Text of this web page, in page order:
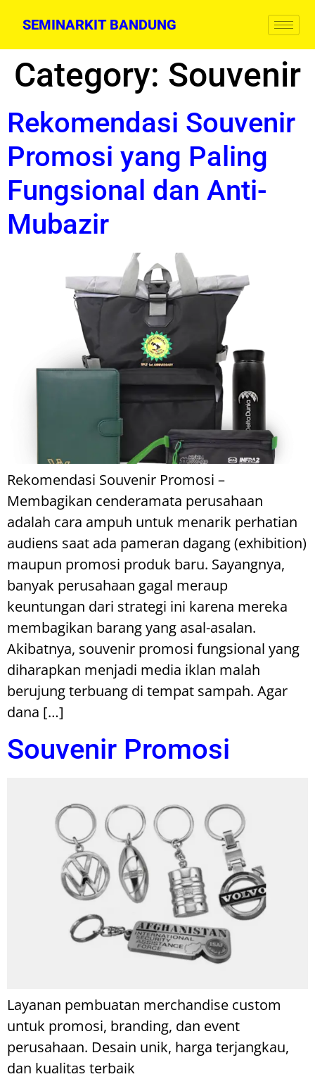
SEMINARKIT BANDUNG
Category: Souvenir
Rekomendasi Souvenir
Promosi yang Paling
Fungsional dan Anti-
Mubazir
Rekomendasi Souvenir Promosi –
Membagikan cenderamata perusahaan
adalah cara ampuh untuk menarik perhatian
audiens saat ada pameran dagang (exhibition)
maupun promosi produk baru. Sayangnya,
banyak perusahaan gagal meraup
keuntungan dari strategi ini karena mereka
membagikan barang yang asal-asalan.
Akibatnya, souvenir promosi fungsional yang
diharapkan menjadi media iklan malah
berujung terbuang di tempat sampah. Agar
dana […]
Souvenir Promosi
Layanan pembuatan merchandise custom
untuk promosi, branding, dan event
perusahaan. Desain unik, harga terjangkau,
dan kualitas terbaik